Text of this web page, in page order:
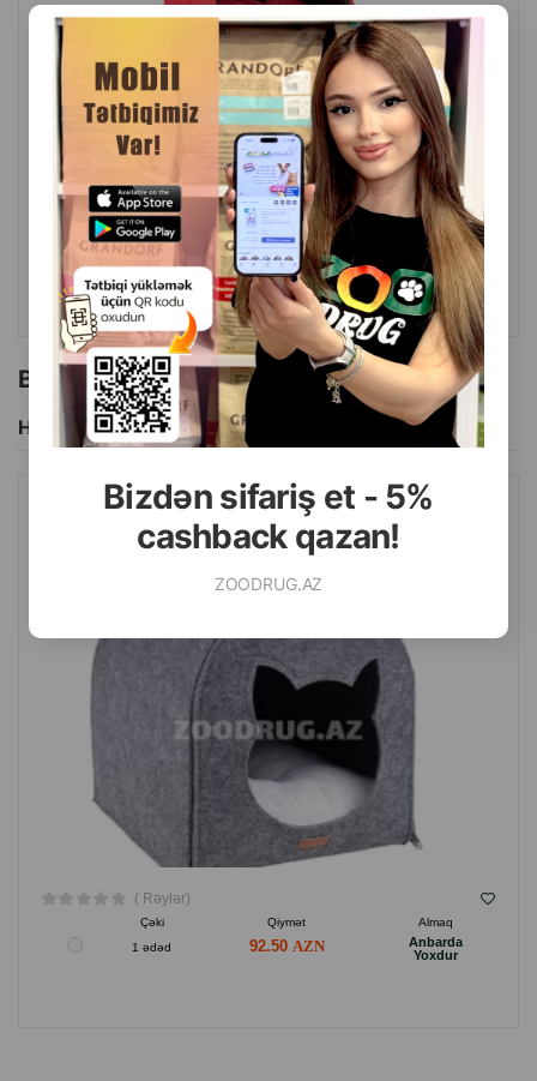
Bizdən sifariş et - 5%
cashback qazan!
ZOODRUG.AZ
( Rəylər)
Qiymət
Almaq
1 ədəd
68.40
ALMAQ
Bu brendin başqa məhsulları
Hamısını Gör
AMIPLAY PIŞIK EVI. RƏNG: BOZ. ÖLÇÜ: 33X42X36 SM.
( Rəylər)
Çəki Qiymət
Almaq
1 ədəd
92.50
Anbarda
Yoxdur